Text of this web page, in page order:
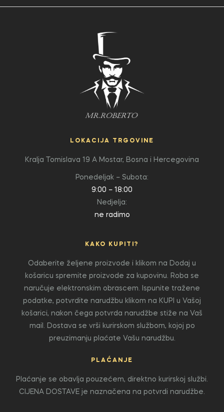
LOKACIJA TRGOVINE
Kralja Tomislava 19 A Mostar, Bosna i Hercegovina
Ponedeljak – Subota:
9:00 – 18:00
Nedjelja:
ne radimo
KAKO KUPITI?
Odaberite željene proizvode i klikom na Dodaj u
košaricu spremite proizvode za kupovinu. Roba se
naručuje elektronskim obrascem. Ispunite tražene
podatke, potvrdite narudžbu klikom na KUPI u Vašoj
košarici, nakon čega potvrda narudžbe stiže na Vaš
mail. Dostava se vrši kurirskom službom, kojoj po
preuzimanju plaćate Vašu narudžbu.
PLAĆANJE
Plaćanje se obavlja pouzećem, direktno kurirskoj službi.
CIJENA DOSTAVE je naznačena na potvrdi narudžbe.